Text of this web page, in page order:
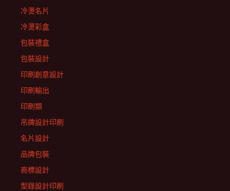
冷燙名片
冷燙彩盒
包裝禮盒
包裝設計
印刷創意設計
印刷輸出
印刷類
吊牌設計印刷
名片設計
品牌包裝
商標設計
型錄設計印刷